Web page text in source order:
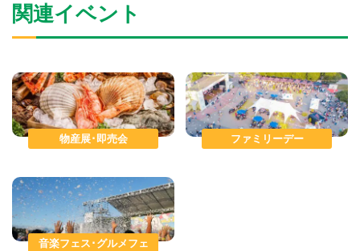
関連イベント
物産展･即売会 ファミリーデー
音楽フェス･グルメフェ